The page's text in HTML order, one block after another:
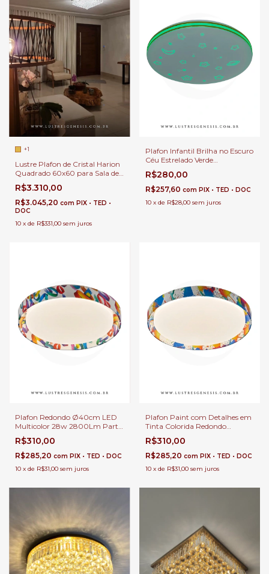
+1
Lustre Plafon de Cristal Harion
Quadrado 60x60 para Sala de
Jantar | Sala de Estar | Quartos
| Hall de Entrada
R$3.310,00
R$3.045,20 com PIX • TED •
DOC
10 x de R$331,00 sem juros
Plafon Infantil Brilha no Escuro
Céu Estrelado Verde
Fluorescente LED Multicolor
28w 2800Lm Para Quarto
Infantil Feminino e Masculino
R$280,00
R$257,60 com PIX • TED • DOC
10 x de R$28,00 sem juros
Plafon Redondo Ø40cm LED
Multicolor 28w 2800Lm Party
Colorido Confete Para Sala,
Corredor e Quarto Infantil
R$310,00
R$285,20 com PIX • TED • DOC
10 x de R$31,00 sem juros
Plafon Paint com Detalhes em
Tinta Colorida Redondo
Ø40cm LED Multicolor
2800Lm Para Corredor e
Quarto Infantil
R$310,00
R$285,20 com PIX • TED • DOC
10 x de R$31,00 sem juros